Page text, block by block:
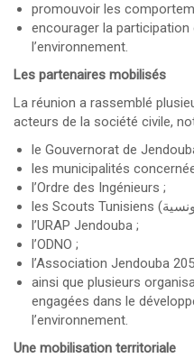
promouvoir les
encourager la
l’environnement.
Les partenaires mobilisés
La réunion a rassemblé
acteurs de la société civile,
le Gouvernorat de
les municipalités
l’Ordre des Ingénieurs ;
l’URAP Jendouba ;
l’ODNO ;
l’Association Jendouba
ainsi que plusieurs
engagées dans le
l’environnement.
Une mobilisation territoriale